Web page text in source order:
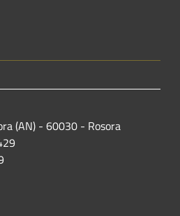
(AN) - 60030 - Rosora